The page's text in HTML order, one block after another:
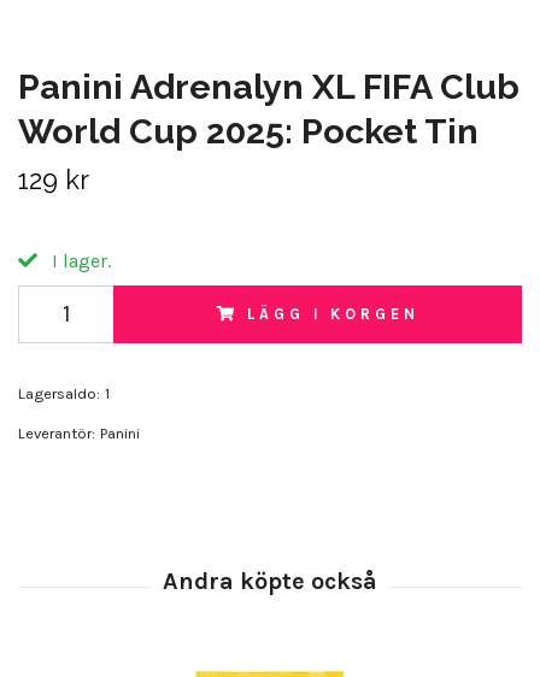
Panini Adrenalyn XL FIFA Club
World Cup 2025: Pocket Tin
129 kr
I lager.
LÄGG I KORGEN
Lagersaldo: 1
Leverantör: Panini